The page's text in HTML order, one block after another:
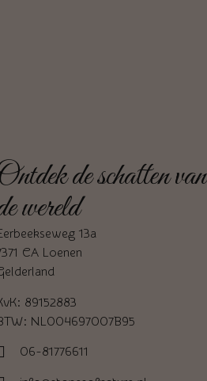
de schatten van
wereld
13a
CA Loenen
89152883
NL004697007B95
06-81776611